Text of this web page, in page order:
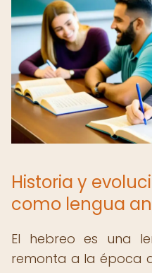
Historia y
como lengua
El hebreo es una
remonta a la época